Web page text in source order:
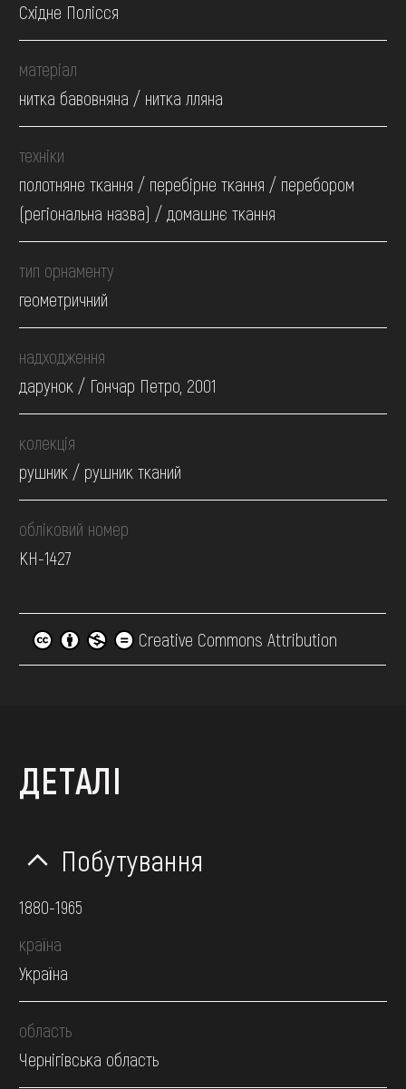
Східне Полісся
матеріал
нитка бавовняна / нитка лляна
техніки
полотняне ткання / перебірне ткання / перебором
(регіональна назва) / домашнє ткання
тип орнаменту
геометричний
надходження
дарунок / Гончар Петро, 2001
колекція
рушник / рушник тканий
обліковий номер
КН-1427
Creative Commons Attribution
ДЕТАЛІ
Побутування
1880-1965
країна
Україна
область
Чернігівська область